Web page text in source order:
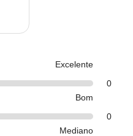
Excelente
0
Bom
0
Mediano